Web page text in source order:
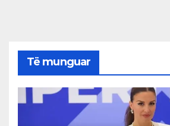
Të munguar